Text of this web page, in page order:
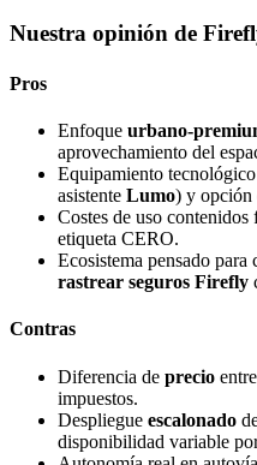
Nuestra opinión de
Pros
Enfoque urbano-
aprovechamiento del
Equipamiento
asistente Lumo) y opción
Costes de uso
etiqueta CERO.
Ecosistema pensado para
rastrear seguros Firefly
Contras
Diferencia de precio
impuestos.
Despliegue escalonado
disponibilidad variable